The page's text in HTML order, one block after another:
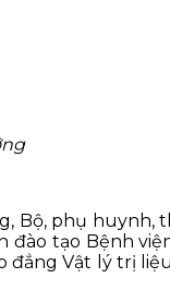
Bộ, phụ huynh,
tạo Bệnh
đẳng Vật lý trị